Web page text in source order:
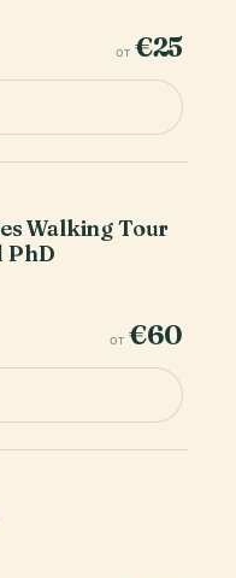
от €25
Walking Tour
PhD
от €60